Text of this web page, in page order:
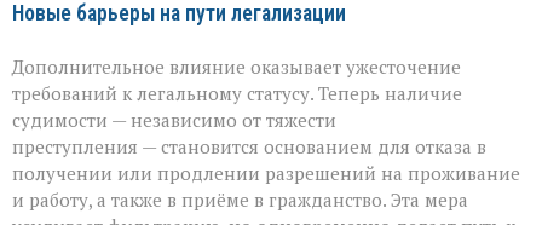
Новые барьеры на пути легализации
Дополнительное влияние оказывает ужесточение
требований к легальному статусу. Теперь наличие
судимости — независимо от тяжести
преступления — становится основанием для отказа в
получении или продлении разрешений на проживание
и работу, а также в приёме в гражданство. Эта мера